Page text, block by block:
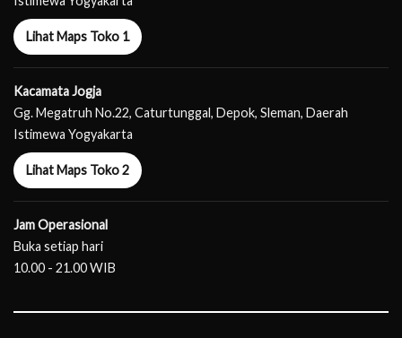
Lihat Maps Toko 1
Kacamata Jogja
Gg. Megatruh No.22, Caturtunggal, Depok, Sleman, Daerah
Istimewa Yogyakarta
Lihat Maps Toko 2
Jam Operasional
Buka setiap hari
10.00 - 21.00 WIB